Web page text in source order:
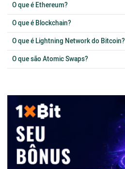
O que é Ethereum?
O que é Blockchain?
O que é Lightning Network do Bitcoin?
O que são Atomic Swaps?